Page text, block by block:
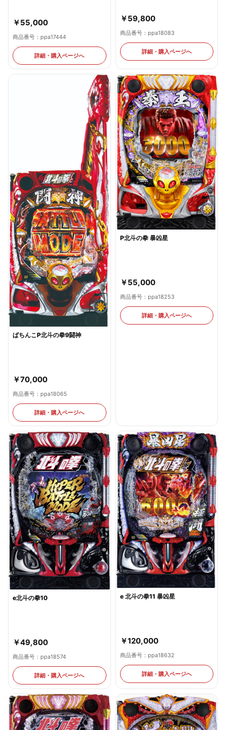
￥55,000
商品番号：ppa17444
詳細・購入ページへ
￥59,800
商品番号：ppa18083
詳細・購入ページへ
ぱちんこP北斗の拳9闘神
￥70,000
商品番号：ppa18065
詳細・購入ページへ
P北斗の拳 暴凶星
￥55,000
商品番号：ppa18253
詳細・購入ページへ
e北斗の拳10
￥49,800
商品番号：ppa18574
詳細・購入ページへ
e 北斗の拳11 暴凶星
￥120,000
商品番号：ppa18632
詳細・購入ページへ